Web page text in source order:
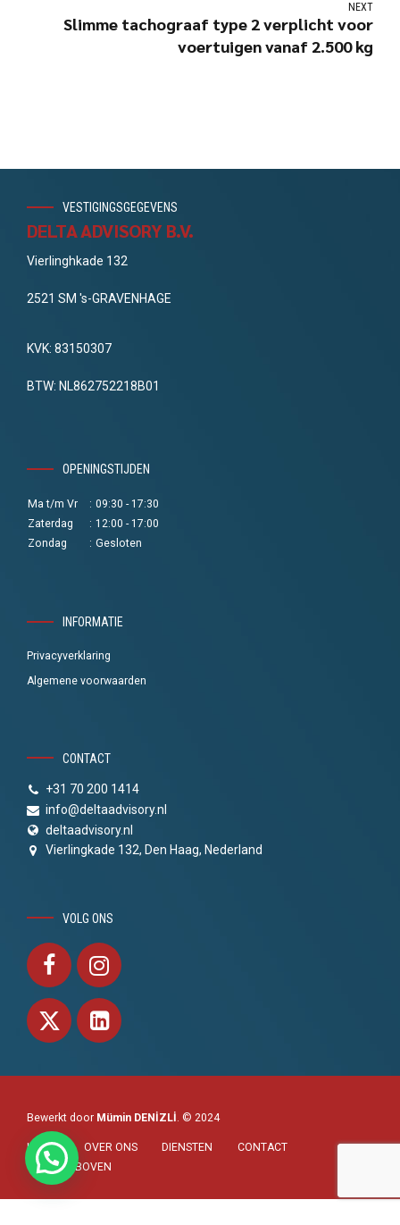
NEXT
Slimme tachograaf type 2 verplicht voor
voertuigen vanaf 2.500 kg
VESTIGINGSGEGEVENS
DELTA ADVISORY B.V.
Vierlinghkade 132
2521 SM 's-GRAVENHAGE
KVK: 83150307
BTW: NL862752218B01
OPENINGSTIJDEN
Ma t/m Vr : 09:30 - 17:30
Zaterdag
: 12:00 - 17:00
Zondag
: Gesloten
INFORMATIE
Privacyverklaring
Algemene voorwaarden
CONTACT
+31 70 200 1414
info@deltaadvisory.nl
deltaadvisory.nl
Vierlingkade 132, Den Haag, Nederland
VOLG ONS
Bewerkt door Mümin DENİZLİ. © 2024
HOME OVER ONS DIENSTEN
CONTACT
NAAR BOVEN